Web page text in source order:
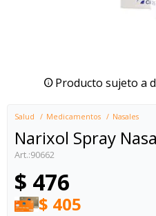
Producto sujeto a
Salud Medicamentos Nasales
Narixol Spray
90662
$ 476
$ 405